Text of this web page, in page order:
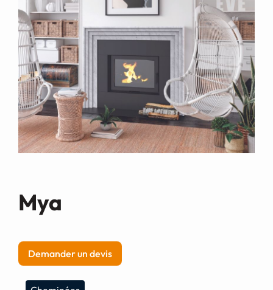
Demande de devis
Mya
Demander un devis